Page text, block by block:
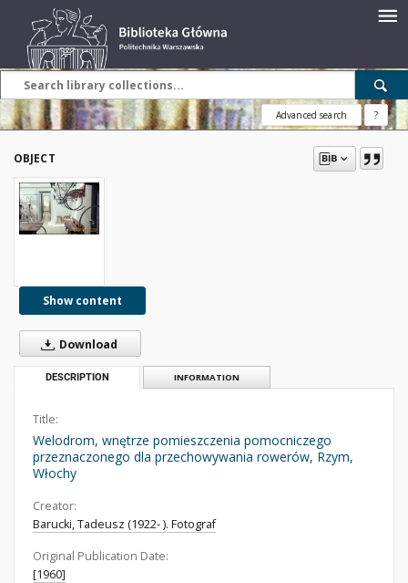
Advanced search ?
OBJECT
Show content
Download
DESCRIPTION INFORMATION
Title:
Welodrom, wnętrze pomieszczenia pomocniczego
przeznaczonego dla przechowywania rowerów, Rzym,
Włochy
Creator:
Barucki, Tadeusz (1922- ). Fotograf
Original Publication Date:
[1960]